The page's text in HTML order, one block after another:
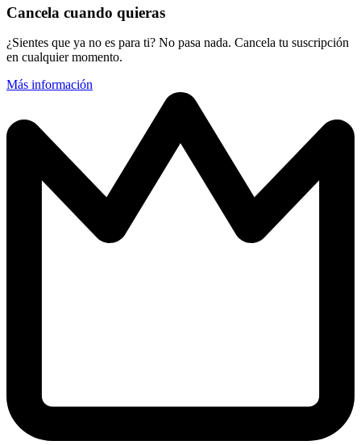
Cancela cuando quieras
¿Sientes que ya no es para ti? No pasa nada. Cancela tu suscripción
en cualquier momento.
Más información